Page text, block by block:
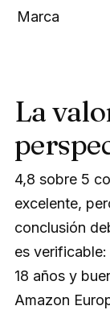
Marca
La
4,8 sobre 5
excelente,
conclusión
es
18 años y
Amazon